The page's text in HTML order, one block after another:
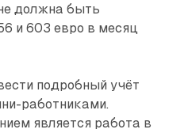
должна быть
и 603 евро в месяц
подробный учёт
работниками.
является работа в